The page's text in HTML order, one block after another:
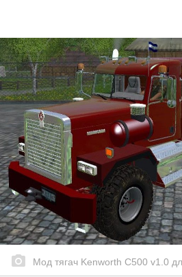
Мод тягач Kenworth C500 v1.0